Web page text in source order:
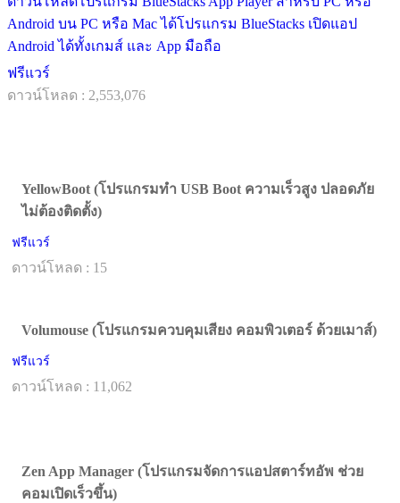
Android บน PC หรือ Mac ได้โปรแกรม BlueStacks เปิดแอป
Android ได้ทั้งเกมส์ และ App มือถือ
ฟรีแวร์
ดาวน์โหลด : 2,553,076
YellowBoot (โปรแกรมทำ USB Boot ความเร็วสูง ปลอดภัย
ไม่ต้องติดตั้ง)
ฟรีแวร์
ดาวน์โหลด : 15
Volumouse (โปรแกรมควบคุมเสียง คอมพิวเตอร์ ด้วยเมาส์)
ฟรีแวร์
ดาวน์โหลด : 11,062
Zen App Manager (โปรแกรมจัดการแอปสตาร์ทอัพ ช่วย
คอมเปิดเร็วขึ้น)